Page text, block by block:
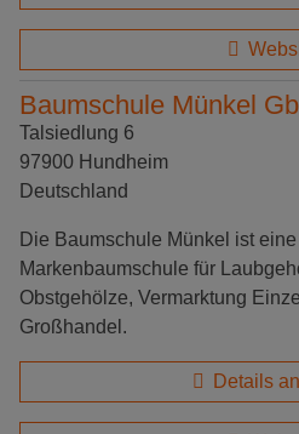
Baumschule Münkel
Talsiedlung 6
97900 Hundheim
Deutschland
Die Baumschule Münkel ist
Markenbaumschule für
Obstgehölze, Vermarktung
Großhandel.
Details